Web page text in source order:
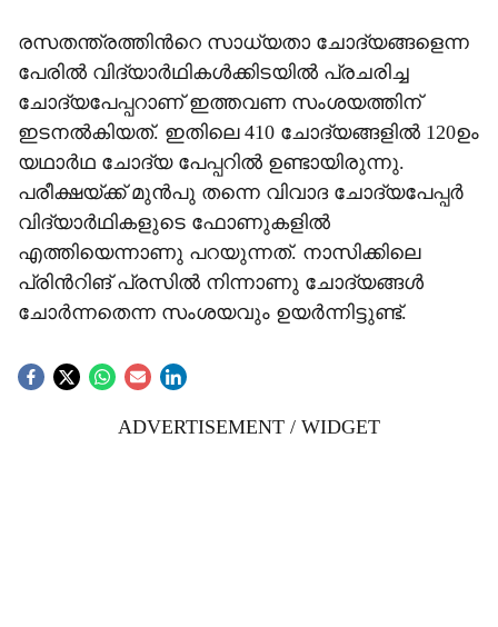
രസതന്ത്രത്തിന്‍റെ സാധ്യതാ ചോദ്യങ്ങളെന്ന
പേരിൽ വിദ്യാർഥികൾക്കിടയിൽ പ്രചരിച്ച
ചോദ്യപേപ്പറാണ് ഇത്തവണ സംശയത്തിന്
ഇടനൽകിയത്. ഇതിലെ 410 ചോദ്യങ്ങളിൽ 120ഉം
യഥാർഥ ചോദ്യ പേപ്പറിൽ ഉണ്ടായിരുന്നു.
പരീക്ഷയ്ക്ക് മുൻപു തന്നെ വിവാദ ചോദ്യപേപ്പർ
വിദ്യാർഥികളുടെ ഫോണുകളിൽ
എത്തിയെന്നാണു പറയുന്നത്. നാസിക്കിലെ
പ്രിന്‍റിങ് പ്രസിൽ നിന്നാണു ചോദ്യങ്ങൾ
ചോർന്നതെന്ന സംശയവും ഉയർന്നിട്ടുണ്ട്.
ADVERTISEMENT / WIDGET